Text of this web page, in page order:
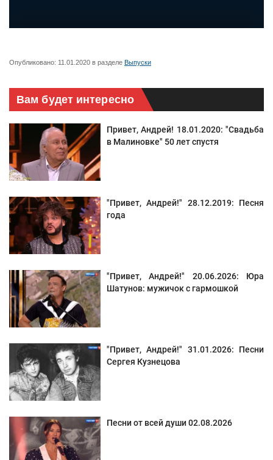
Опубликовано: 11.01.2020 в разделе Выпуски
Вам будет интересно
Привет, Андрей! 18.01.2020: "Свадьба
в Малиновке" 50 лет спустя
"Привет, Андрей!" 28.12.2019: Песня
года
"Привет, Андрей!" 20.06.2026: Юра
Шатунов: мужичок с гармошкой
"Привет, Андрей!" 31.01.2026: Песни
Сергея Кузнецова
Песни от всей души 02.08.2026